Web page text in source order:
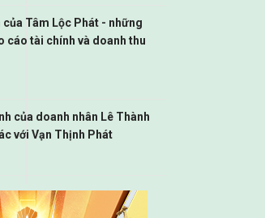
của Tâm Lộc Phát - những
cáo tài chính và doanh thu
của doanh nhân Lê Thành
với Vạn Thịnh Phát